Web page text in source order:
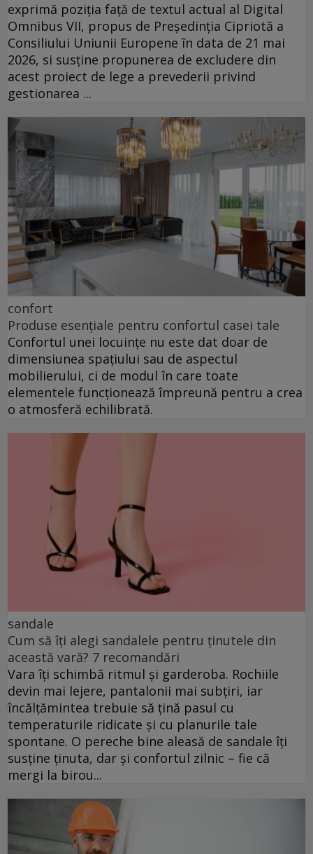
exprimă poziția față de textul actual al Digital
Omnibus VII, propus de Președinția Cipriotă a
Consiliului Uniunii Europene în data de 21 mai
2026, si susține propunerea de excludere din
acest proiect de lege a prevederii privind
gestionarea ...
confort
Produse esențiale pentru confortul casei tale
Confortul unei locuințe nu este dat doar de
dimensiunea spațiului sau de aspectul
mobilierului, ci de modul în care toate
elementele funcționează împreună pentru a crea
o atmosferă echilibrată.
sandale
Cum să îți alegi sandalele pentru ținutele din
această vară? 7 recomandări
Vara îți schimbă ritmul și garderoba. Rochiile
devin mai lejere, pantalonii mai subțiri, iar
încălțămintea trebuie să țină pasul cu
temperaturile ridicate și cu planurile tale
spontane. O pereche bine aleasă de sandale îți
susține ținuta, dar și confortul zilnic – fie că
mergi la birou...